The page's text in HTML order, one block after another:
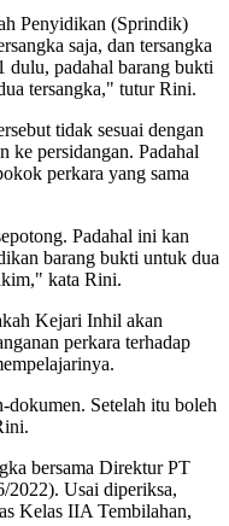
Penyidikan (Sprindik)
saja, dan tersangka
dulu, padahal barang bukti
tersangka," tutur Rini.
tidak sesuai dengan
ke persidangan. Padahal
perkara yang sama
Padahal ini kan
barang bukti untuk dua
kata Rini.
Kejari Inhil akan
perkara terhadap
Setelah itu boleh
bersama Direktur PT
Usai diperiksa,
Kelas IIA Tembilahan,